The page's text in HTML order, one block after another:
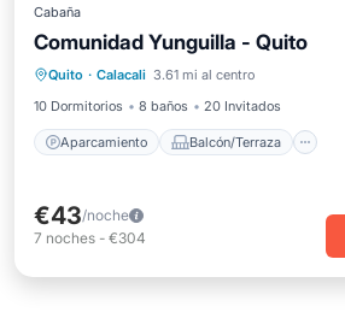
Cabaña
Comunidad Yunguilla - Quito
Quito · Calacali 3.61 mi al centro
10 Dormitorios
8 baños 20 Invitados
Aparcamiento Balcón/Terraza
Aparcamiento
Balcón/Terraza
Cocina
Aire acondicionado
€43/noche
7 noches - €304